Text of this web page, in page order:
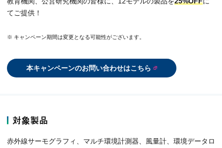
てご提供！
※ キャンペーン期間は変更となる可能性がございます。
本キャンペーンのお問い合わせはこちら
対象製品
赤外線サーモグラフィ、マルチ環境計測器、風量計、環境データロ